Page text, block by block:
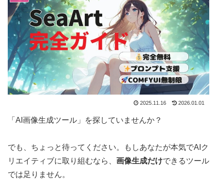
2025.11.16 2026.01.01
「AI画像生成ツール」を探していませんか？
でも、ちょっと待ってください。もしあなたが本気でAIク
リエイティブに取り組むなら、 画像生成だけできるツール
では足りません。